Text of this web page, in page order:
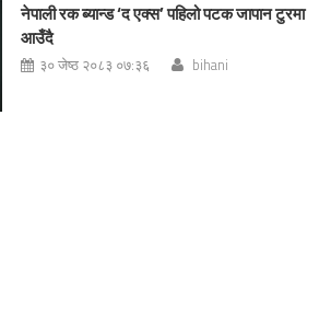
नेपाली रक ब्यान्ड ‘द एक्स’ पहिलो पटक जापान टुरमा
आउँदै
३० जेष्ठ २०८३ ०७:३६ bihani